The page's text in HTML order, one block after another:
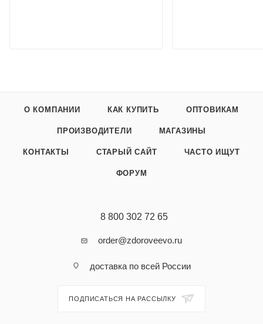
О КОМПАНИИ КАК КУПИТЬ ОПТОВИКАМ
ПРОИЗВОДИТЕЛИ МАГАЗИНЫ
КОНТАКТЫ СТАРЫЙ САЙТ ЧАСТО ИЩУТ
ФОРУМ
8 800 302 72 65
order@zdoroveevo.ru
доставка по всей России
ПОДПИСАТЬСЯ НА РАССЫЛКУ